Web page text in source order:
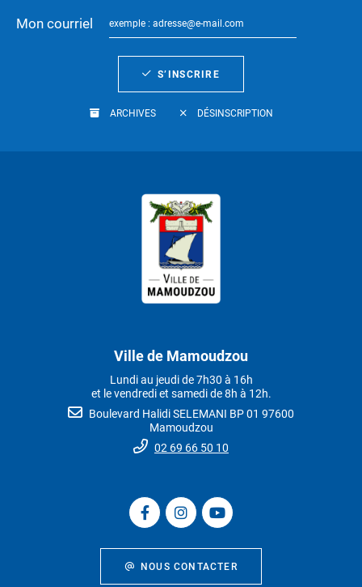
Mon courriel
S’INSCRIRE
ARCHIVES DÉSINSCRIPTION
Ville de Mamoudzou
Lundi au jeudi de 7h30 à 16h
et le vendredi et samedi de 8h à 12h.
Boulevard Halidi SELEMANI BP 01 97600
Mamoudzou
02 69 66 50 10
NOUS CONTACTER